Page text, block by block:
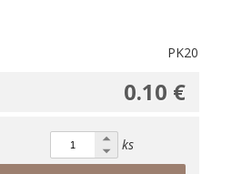
PK20
0.10 €
ks